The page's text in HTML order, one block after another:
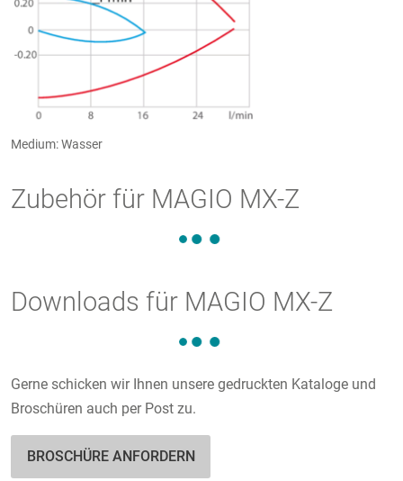
Medium: Wasser
Zubehör für MAGIO MX-Z
Downloads für MAGIO MX-Z
Gerne schicken wir Ihnen unsere gedruckten Kataloge und
Broschüren auch per Post zu.
BROSCHÜRE ANFORDERN